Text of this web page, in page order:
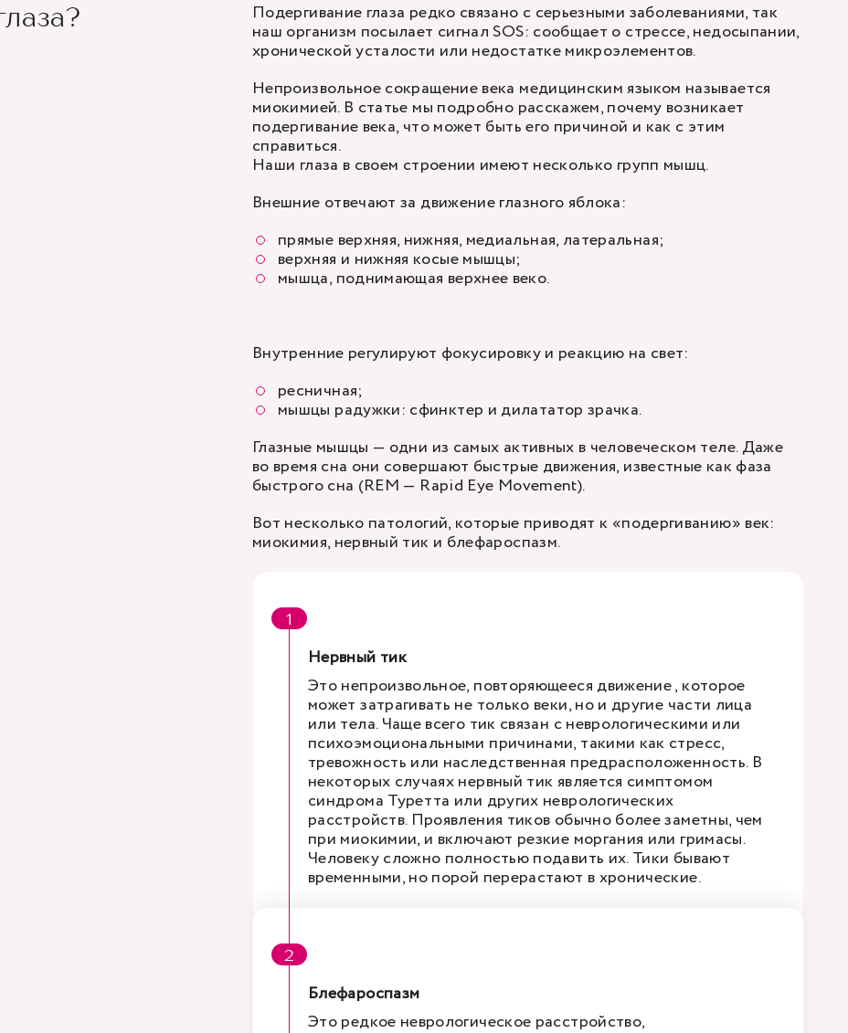
Подергивание глаза редко связано с серьезными заболеваниями, так
наш организм посылает сигнал SOS: сообщает о стрессе, недосыпании,
хронической усталости или недостатке микроэлементов.
Непроизвольное сокращение века медицинским языком называется
миокимией. В статье мы подробно расскажем, почему возникает
подергивание века, что может быть его причиной и как с этим
справиться.
Наши глаза в своем строении имеют несколько групп мышц.
Внешние отвечают за движение глазного яблока:
прямые верхняя, нижняя, медиальная, латеральная;
верхняя и нижняя косые мышцы;
мышца, поднимающая верхнее веко.
Внутренние регулируют фокусировку и реакцию на свет:
ресничная;
мышцы радужки: сфинктер и дилататор зрачка.
Глазные мышцы — одни из самых активных в человеческом теле. Даже
во время сна они совершают быстрые движения, известные как фаза
быстрого сна (REM — Rapid Eye Movement).
Вот несколько патологий, которые приводят к «подергиванию» век:
миокимия, нервный тик и блефароспазм.
Нервный тик
Это непроизвольное, повторяющееся движение , которое
может затрагивать не только веки, но и другие части лица
или тела. Чаще всего тик связан с неврологическими или
психоэмоциональными причинами, такими как стресс,
тревожность или наследственная предрасположенность. В
некоторых случаях нервный тик является симптомом
синдрома Туретта или других неврологических
расстройств. Проявления тиков обычно более заметны, чем
при миокимии, и включают резкие моргания или гримасы.
Человеку сложно полностью подавить их. Тики бывают
временными, но порой перерастают в хронические.
Блефароспазм
Это редкое неврологическое расстройство,